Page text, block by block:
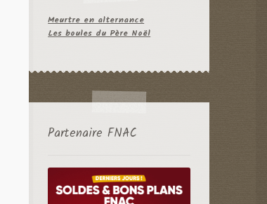
Meurtre en alternance
Les boules du Père Noël
Partenaire FNAC